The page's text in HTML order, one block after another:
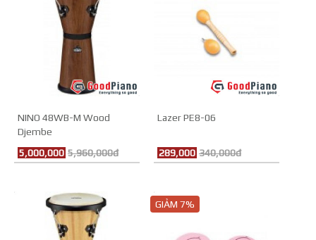
NINO 48WB-M Wood
Djembe
5,000,000 5,960,000đ
Lazer PE8-06
289,000 340,000đ
GIẢM 7%